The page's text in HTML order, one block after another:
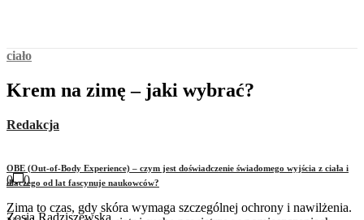
OBE (Out-of-Body Experience) – czym jest doświadczenie świadomego wyjścia z ciała i
dlaczego od lat fascynuje naukowców?
Zosia Radziszewska
ciało
Krem na zimę – jaki wybrać?
Redakcja
0
0
Zima to czas, gdy skóra wymaga szczególnej ochrony i nawilżenia.